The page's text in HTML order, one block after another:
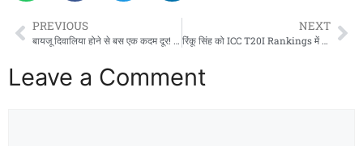
PREVIOUS
बायजू दिवालिया होने से बस एक कदम दूर! एनसीएलटी में पहुंचा कंपनी का मामला
NEXT
रिंकू सिंह को ICC T20I Rankings में छप्परफाड़ फायदा, 39 स्थानों की लगाई छलांग, इस नंबर पर पहुंचे
Leave a Comment